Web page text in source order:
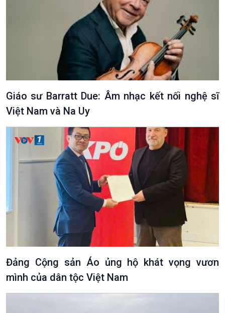
Giáo sư Barratt Due: Âm nhạc kết nối nghệ sĩ
Việt Nam và Na Uy
Đảng Cộng sản Áo ủng hộ khát vọng vươn
mình của dân tộc Việt Nam